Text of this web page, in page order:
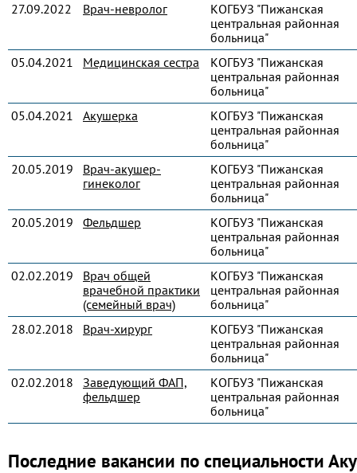
27.09.2022
Врач-невролог
КОГБУЗ "Пижанская
центральная районная
больница"
05.04.2021
Медицинская сестра
КОГБУЗ "Пижанская
центральная районная
больница"
05.04.2021
Акушерка
КОГБУЗ "Пижанская
центральная районная
больница"
20.05.2019
Врач-акушер-
гинеколог
КОГБУЗ "Пижанская
центральная районная
больница"
20.05.2019
Фельдшер
КОГБУЗ "Пижанская
центральная районная
больница"
02.02.2019
Врач общей
врачебной практики
(семейный врач)
КОГБУЗ "Пижанская
центральная районная
больница"
28.02.2018
Врач-хирург
КОГБУЗ "Пижанская
центральная районная
больница"
02.02.2018
Заведующий ФАП,
фельдшер
КОГБУЗ "Пижанская
центральная районная
больница"
Последние вакансии по специальности